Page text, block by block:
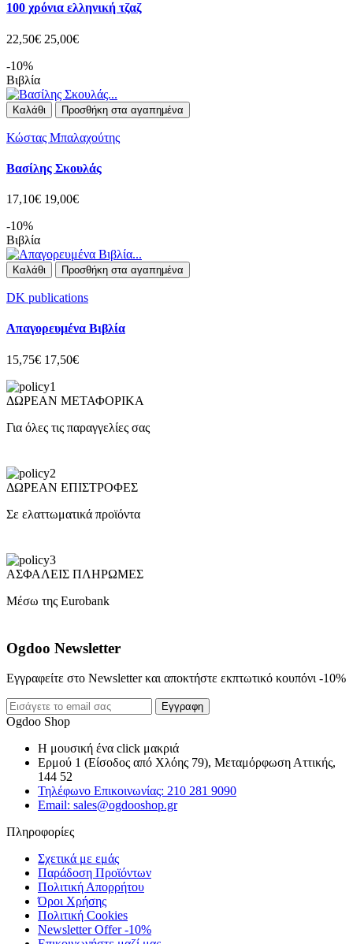
100 χρόνια ελληνική τζαζ
22,50€ 25,00€
-10%
Βιβλία
Καλάθι Προσθήκη στα αγαπημένα
Κώστας Μπαλαχούτης
Βασίλης Σκουλάς
17,10€ 19,00€
-10%
Βιβλία
Καλάθι Προσθήκη στα αγαπημένα
DK publications
Απαγορευμένα Βιβλία
15,75€ 17,50€
ΔΩΡΕΑΝ ΜΕΤΑΦΟΡΙΚΑ
Για όλες τις παραγγελίες σας
ΔΩΡΕΑΝ ΕΠΙΣΤΡΟΦΕΣ
Σε ελαττωματικά προϊόντα
ΑΣΦΑΛΕΙΣ ΠΛΗΡΩΜΕΣ
Μέσω της Eurobank
Ogdoo Newsletter
Εγγραφείτε στο Newsletter και αποκτήστε εκπτωτικό κουπόνι -10%
Εγγραφη
Ogdoo Shop
Η μουσική ένα click μακριά
Ερμού 1 (Είσοδος από Χλόης 79), Μεταμόρφωση Αττικής,
144 52
Τηλέφωνο Επικοινωνίας: 210 281 9090
Email: sales@ogdooshop.gr
Πληροφορίες
Σχετικά με εμάς
Παράδοση Προϊόντων
Πολιτική Απορρήτου
Όροι Χρήσης
Πολιτική Cookies
Newsletter Offer -10%